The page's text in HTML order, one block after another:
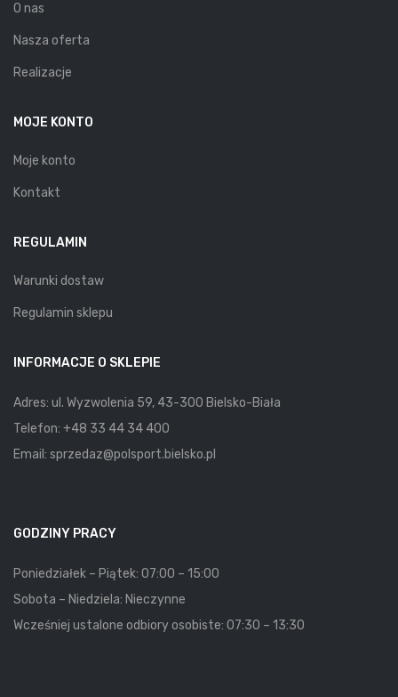
O nas
Nasza oferta
Realizacje
MOJE KONTO
Moje konto
Kontakt
REGULAMIN
Warunki dostaw
Regulamin sklepu
INFORMACJE O SKLEPIE
Adres: ul. Wyzwolenia 59, 43-300 Bielsko-Biała
Telefon: +48 33 44 34 400
Email: sprzedaz@polsport.bielsko.pl
GODZINY PRACY
Poniedziałek – Piątek: 07:00 – 15:00
Sobota – Niedziela: Nieczynne
Wcześniej ustalone odbiory osobiste: 07:30 – 13:30